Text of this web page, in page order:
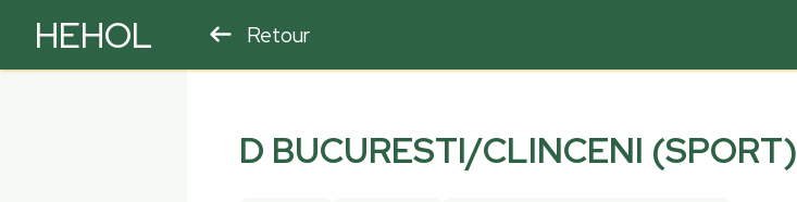
HEHOL Retour
D BUCURESTI/CLINCENI (SPORT)